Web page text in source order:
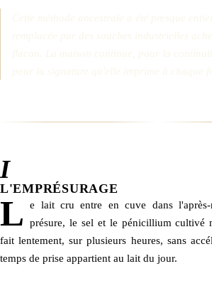
I
L'EMPRÉSURAGE
L
e lait cru entre en cuve dans
présure, le sel et le pénicillium cultivé
fait lentement, sur plusieurs heures, sans
temps de prise appartient au lait du jour.